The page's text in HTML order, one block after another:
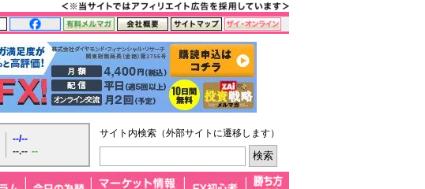
--/--
--.-- --
サイト内検索（外部サイトに遷移します）